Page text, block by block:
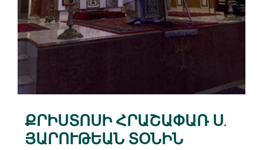
ՔՐԻՍՏՈՍԻ ՀՐԱՇԱՓԱՌ Ս.
ՅԱՐՈՒԹԵԱՆ ՏՕՆԻՆ